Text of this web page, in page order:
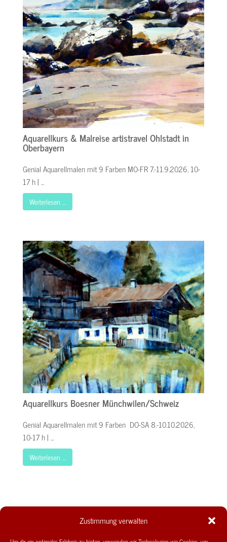
Zustimmung verwalten
Aquarellkurs & Malreise artistravel Ohlstadt in
Oberbayern
Genial Aquarellmalen mit 9 Farben MO-FR 7.-11.9.2026, 10-
17 h | ...
Weiterlesen …
Aquarellkurs Boesner Münchwilen/Schweiz
Genial Aquarellmalen mit 9 Farben DO-SA 8.-10.10.2026,
10-17 h | ...
Weiterlesen …